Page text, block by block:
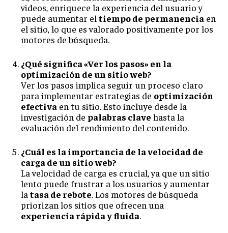
videos, enriquece la experiencia del usuario y
puede aumentar el tiempo de permanencia en
el sitio, lo que es valorado positivamente por los
motores de búsqueda.
¿Qué significa «Ver los pasos» en la
optimización de un sitio web?
Ver los pasos implica seguir un proceso claro
para implementar estrategias de optimización
efectiva en tu sitio. Esto incluye desde la
investigación de palabras clave hasta la
evaluación del rendimiento del contenido.
¿Cuál es la importancia de la velocidad de
carga de un sitio web?
La velocidad de carga es crucial, ya que un sitio
lento puede frustrar a los usuarios y aumentar
la tasa de rebote. Los motores de búsqueda
priorizan los sitios que ofrecen una
experiencia rápida y fluida.